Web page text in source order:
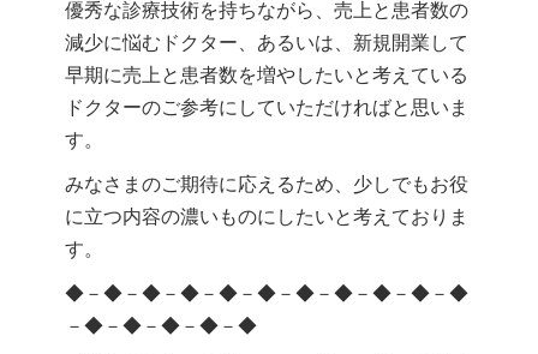
優秀な診療技術を持ちながら、売上と患者数の
減少に悩むドクター、あるいは、新規開業して
早期に売上と患者数を増やしたいと考えている
ドクターのご参考にしていただければと思いま
す。
みなさまのご期待に応えるため、少しでもお役
に立つ内容の濃いものにしたいと考えておりま
す。
◆－◆－◆－◆－◆－◆－◆－◆－◆－◆－◆
－◆－◆－◆－◆－◆